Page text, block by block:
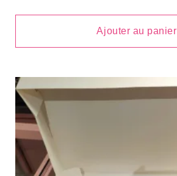
Ajouter au panier